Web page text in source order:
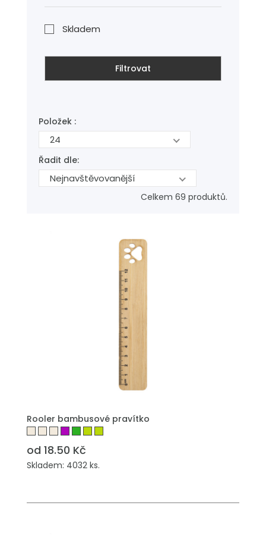
Skladem
Filtrovat
Položek :
24
Řadit dle:
Nejnavštěvovanější
Celkem 69 produktů.
Rooler bambusové pravítko
od 18.50 Kč
Skladem: 4032 ks.